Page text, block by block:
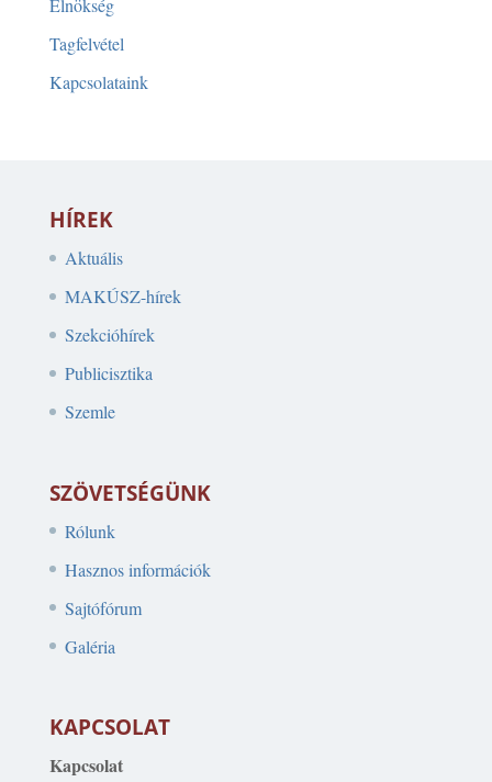
Elnökség
Tagfelvétel
Kapcsolataink
HÍREK
Aktuális
MAKÚSZ-hírek
Szekcióhírek
Publicisztika
Szemle
SZÖVETSÉGÜNK
Rólunk
Hasznos információk
Sajtófórum
Galéria
KAPCSOLAT
Kapcsolat